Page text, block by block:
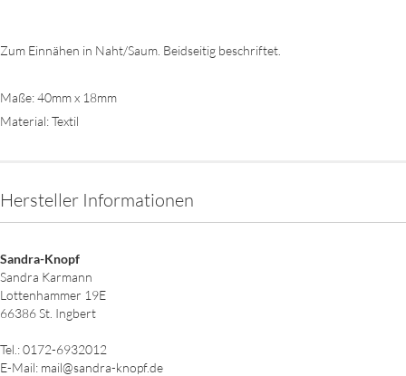
Zum Einnähen in Naht/Saum. Beidseitig beschriftet.
Maße: 40mm x 18mm
Material: Textil
Hersteller Informationen
Sandra-Knopf
Sandra Karmann
Lottenhammer 19E
66386 St. Ingbert
Tel.: 0172-6932012
E-Mail: mail@sandra-knopf.de